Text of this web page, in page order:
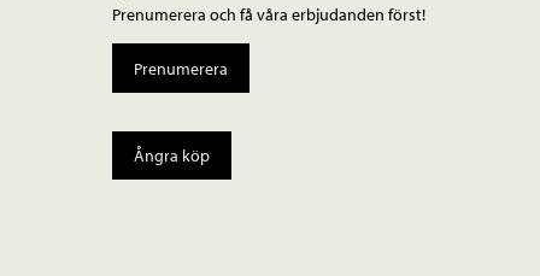
Prenumerera och få våra erbjudanden först!
Prenumerera
Ångra köp